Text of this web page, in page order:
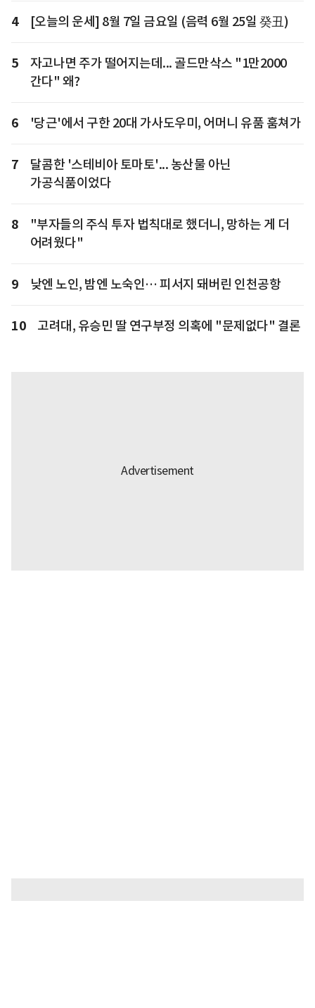
4 [오늘의 운세] 8월 7일 금요일 (음력 6월 25일 癸丑)
5
자고나면 주가 떨어지는데... 골드만삭스 "1만2000
간다" 왜?
6 '당근'에서 구한 20대 가사도우미, 어머니 유품 훔쳐가
7
달콤한 '스테비아 토마토'... 농산물 아닌
가공식품이었다
8
"부자들의 주식 투자 법칙대로 했더니, 망하는 게 더
어려웠다"
9 낮엔 노인, 밤엔 노숙인… 피서지 돼버린 인천공항
10 고려대, 유승민 딸 연구부정 의혹에 "문제없다" 결론